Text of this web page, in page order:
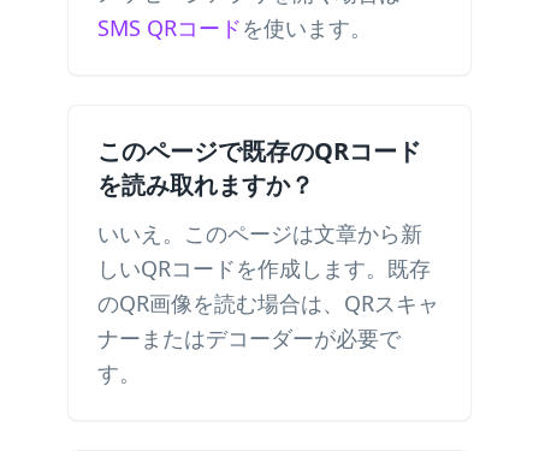
SMS QRコードを使います。
このページで既存のQRコード
を読み取れますか？
いいえ。このページは文章から新
しいQRコードを作成します。既存
のQR画像を読む場合は、QRスキャ
ナーまたはデコーダーが必要で
す。